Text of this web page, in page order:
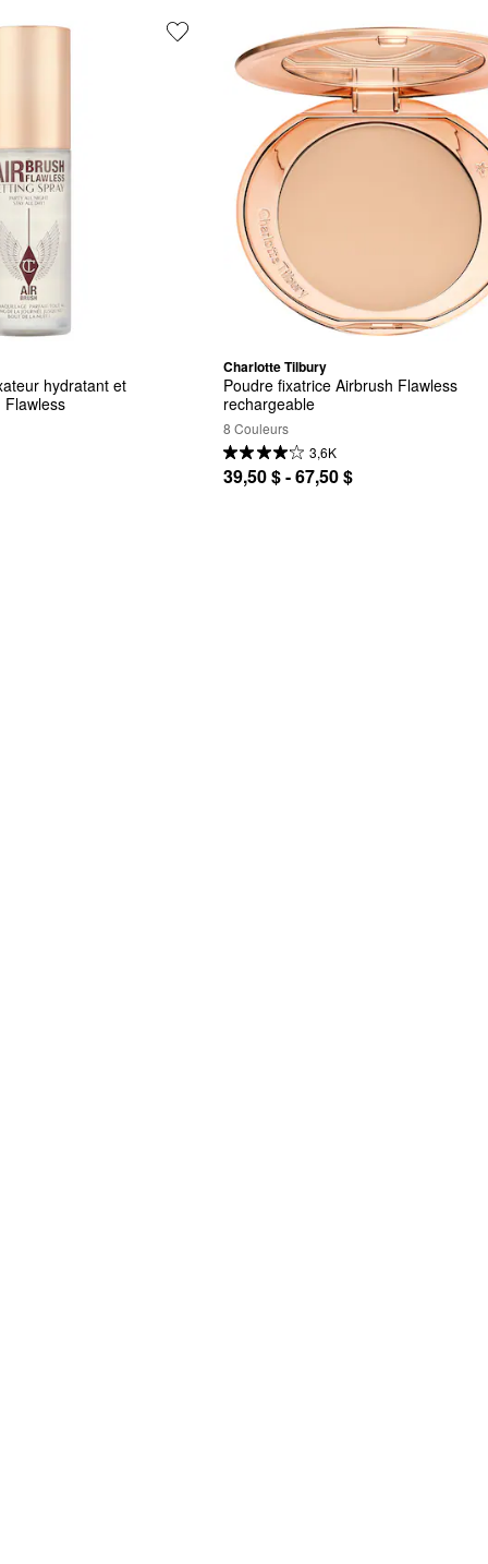
hydratant et
Flawless
Charlotte Tilbury
Poudre fixatrice Airbrush Flawless
rechargeable
8 Couleurs
3,6K
39,50 $ - 67,50 $